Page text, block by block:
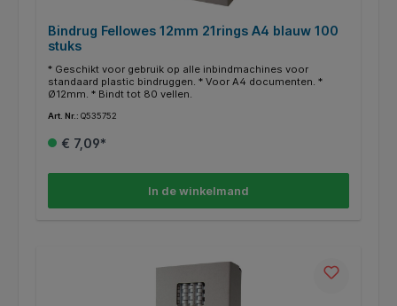
Bindrug Fellowes 12mm 21rings A4 blauw 100
stuks
* Geschikt voor gebruik op alle inbindmachines voor
standaard plastic bindruggen. * Voor A4 documenten. *
Ø12mm. * Bindt tot 80 vellen.
Art. Nr.: Q535752
€ 7,09*
In de winkelmand